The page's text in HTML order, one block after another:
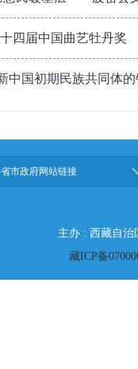
四届中国曲艺牡丹奖
中国初期民族共同体
市政府网站链接
主办 : 西藏自治
藏ICP备